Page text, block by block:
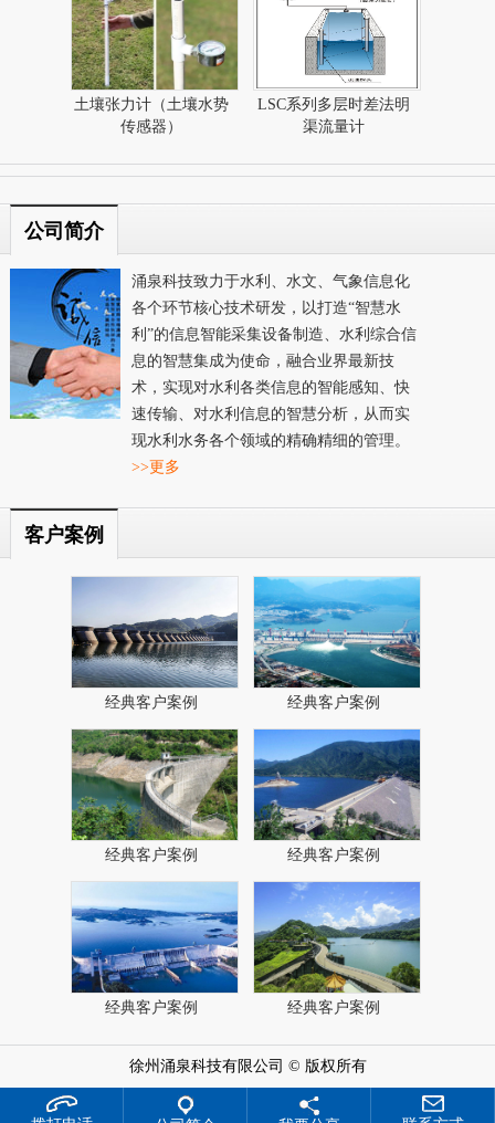
土壤张力计（土壤水势
传感器）
LSC系列多层时差法明
渠流量计
公司简介
涌泉科技致力于水利、水文、气象信息化
各个环节核心技术研发，以打造“智慧水
利”的信息智能采集设备制造、水利综合信
息的智慧集成为使命，融合业界最新技
术，实现对水利各类信息的智能感知、快
速传输、对水利信息的智慧分析，从而实
现水利水务各个领域的精确精细的管理。
>>更多
客户案例
经典客户案例 经典客户案例
经典客户案例 经典客户案例
经典客户案例 经典客户案例
徐州涌泉科技有限公司 © 版权所有